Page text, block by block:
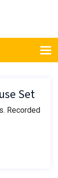
Set
Recorded